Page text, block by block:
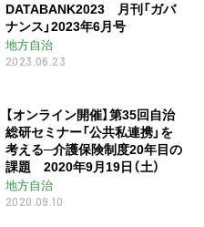
DATABANK2023 月刊「ガバ
ナンス」2023年6月号
地方自治
2023.06.23
【オンライン開催】第35回自治
総研セミナー「公共私連携」を
考える─介護保険制度20年目の
課題 2020年9月19日（土）
地方自治
2020.09.10